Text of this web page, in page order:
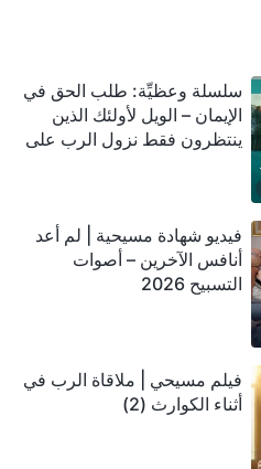
سلسلة وعظيِّة: طلب الحق في
الإيمان – الويل لأولئك الذين
ينتظرون فقط نزول الرب على
فيديو شهادة مسيحية | لم أعد
أنافس الآخرين – أصوات
التسبيح 2026
فيلم مسيحي | ملاقاة الرب في
أثناء الكوارث (2)